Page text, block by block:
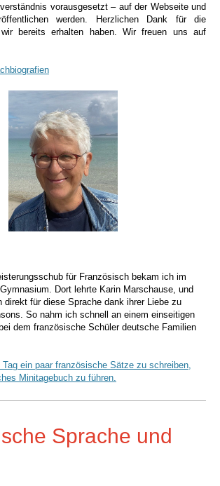
vorausgesetzt – auf der Webseite und
werden.
Herzlichen Dank für die
bereits erhalten haben. Wir freuen uns auf
für Französisch bekam ich im
Dort lehrte Karin Marschause, und
direkt für diese Sprache dank ihrer Liebe zu
So nahm ich schnell an einem einseitigen
dem französische Schüler deutsche Familien
Tag ein paar französische Sätze zu schreiben,
Minitagebuch zu führen.
Sprache und